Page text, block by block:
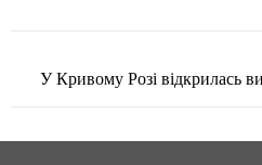
У Кривому Розі відкрилась